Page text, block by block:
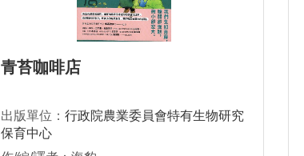
青苔咖啡店
出版單位： 行政院農業委員會特有生物研究
保育中心